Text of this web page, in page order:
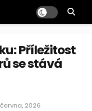
Příležitost
se stává
2026